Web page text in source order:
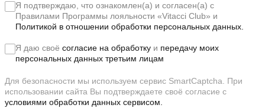
Я подтверждаю, что ознакомлен(а) и согласен(а) с
Правилами Программы лояльности «Vitacci Club» и
Политикой в отношении обработки персональных данных.
Я даю своё согласие на обработку и передачу моих
персональных данных третьим лицам
Для безопасности мы используем сервис SmartCaptcha. При
использовании сайта Вы подтверждаете своё согласие с
условиями обработки данных сервисом.